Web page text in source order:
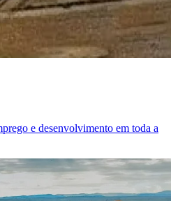
e desenvolvimento em toda a